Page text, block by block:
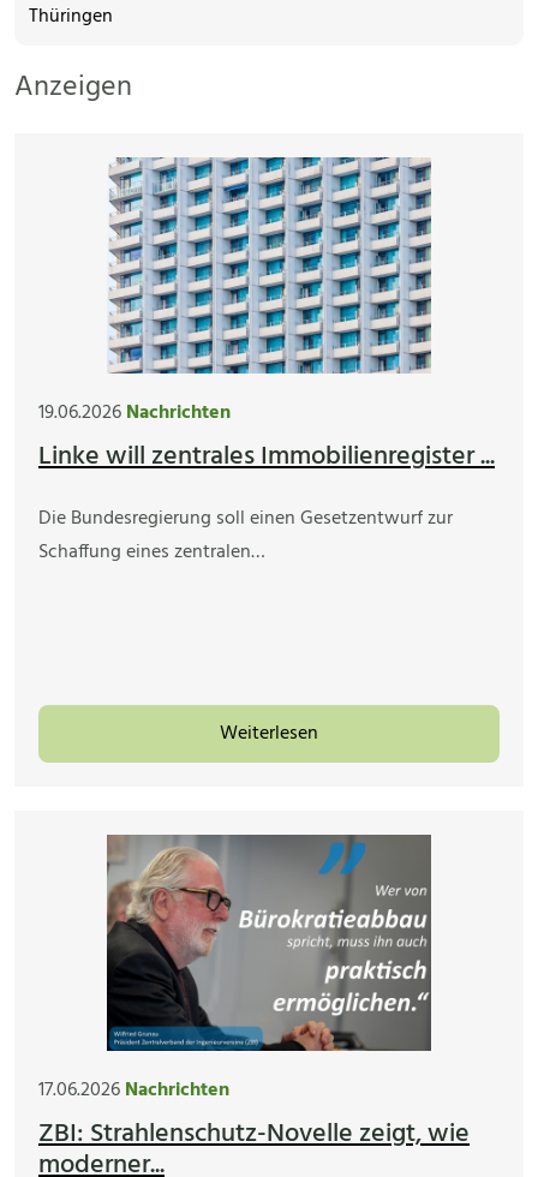
Thüringen
Anzeigen
19.06.2026Nachrichten
Linke will zentrales Immobilienregister ...
Die Bundesregierung soll einen Gesetzentwurf zur
Schaffung eines zentralen…
Weiterlesen
17.06.2026Nachrichten
ZBI: Strahlenschutz-Novelle zeigt, wie
moderner...